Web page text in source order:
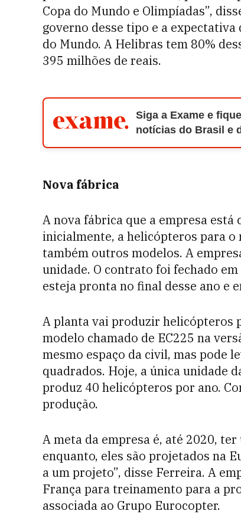
Copa do Mundo e Olimpíadas”,
governo desse tipo e a
do Mundo. A Helibras tem 80%
395 milhões de reais.
Siga a Exame e
notícias do Brasil e
Nova fábrica
A nova fábrica que a empresa
inicialmente, a helicópteros para
também outros modelos. A
unidade. O contrato foi fechado
esteja pronta no final desse ano e
A planta vai produzir helicópteros
modelo chamado de EC225 na
mesmo espaço da civil, mas pode
quadrados. Hoje, a única unidade
produz 40 helicópteros por ano.
produção.
A meta da empresa é, até 2020,
enquanto, eles são projetados na
a um projeto”, disse Ferreira. A
França para treinamento para a
associada ao Grupo Eurocopter.